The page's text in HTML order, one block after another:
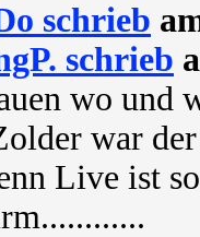
schrieb
schrieb
wo und
war
Live ist